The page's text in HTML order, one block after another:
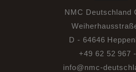
NMC Deutschland
D - 64646
+49 62 52 967
info@nmc-